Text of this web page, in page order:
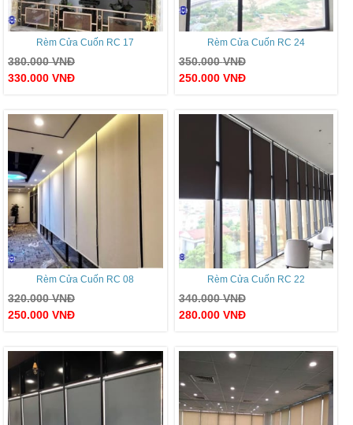
Rèm Cửa Cuốn RC 17
380.000VNĐ
330.000 VNĐ
Rèm Cửa Cuốn RC 24
350.000VNĐ
250.000 VNĐ
Rèm Cửa Cuốn RC 08
320.000VNĐ
250.000 VNĐ
Rèm Cửa Cuốn RC 22
340.000VNĐ
280.000 VNĐ